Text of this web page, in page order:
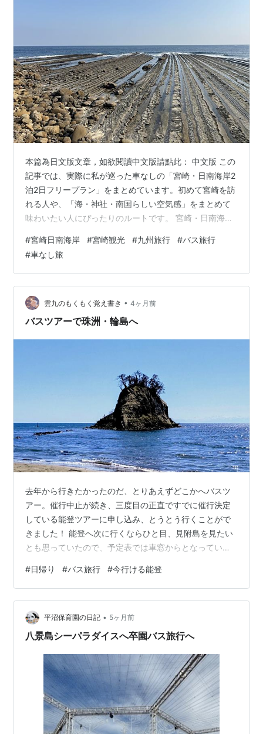
本篇為日文版文章，如欲閱讀中文版請點此： 中文版 この
記事では、実際に私が巡った車なしの「宮崎・日南海岸2
泊2日フリープラン」をまとめています。初めて宮崎を訪
れる人や、「海・神社・南国らしい空気感」をまとめて
味わいたい人にぴったりのルートです。 宮崎・日南海岸
Day1 午前 宮崎空港 飫肥行きバスに乗車（10:09発）
Day1 昼 飫肥城下町 飫肥到着（11:39着）鵜戸神宮行きバ
スに乗車（14:45発） Day1 午後 鵜戸神宮 鵜戸神宮到着
（15:26着）青島行きバスに乗車（16:42発） Day1 夜 青
島泊 青島の宿到着（17:1…
#宮崎日南海岸 #宮崎観光 #九州旅行 #バス旅行
#車なし旅
雲九のもくもく覚え書き • 4ヶ月前
バスツアーで珠洲・輪島へ
去年から行きたかったのだ、とりあえずどこかへバスツ
アー。催行中止が続き、三度目の正直ですでに催行決定
している能登ツアーに申し込み、とうとう行くことがで
きました！ 能登へ次に行くならひと目、見附島を見たい
とも思っていたので、予定表では車窓からとなっていた
の時以来の再訪かな？ あの時、人が掬ったタツノオトシ
ゴを初めて見せてもらったのがここでした。写真では全
然わかりにくいですが、今日は立山連峰もきれいに見え
ていたのです。 山々は午後に入ってからの方がくっきり
見えましたが、それを撮ってない…桜も行く先々でちょ
#日帰り #バス旅行 #今行ける能登
平沼保育園の日記 • 5ヶ月前
八景島シーパラダイスへ卒園バス旅行へ